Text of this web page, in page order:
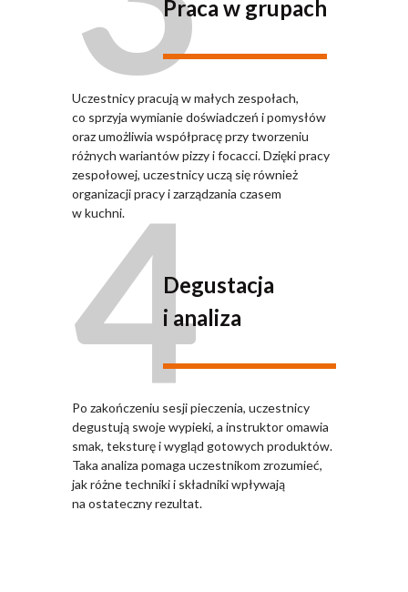
Praca w grupach
Uczestnicy pracują w małych zespołach,
co sprzyja wymianie doświadczeń i pomysłów
oraz umożliwia współpracę przy tworzeniu
różnych wariantów pizzy i focacci. Dzięki pracy
zespołowej, uczestnicy uczą się również
organizacji pracy i zarządzania czasem
w kuchni.
4Degustacja
i analiza
Po zakończeniu sesji pieczenia, uczestnicy
degustują swoje wypieki, a instruktor omawia
smak, teksturę i wygląd gotowych produktów.
Taka analiza pomaga uczestnikom zrozumieć,
jak różne techniki i składniki wpływają
na ostateczny rezultat.